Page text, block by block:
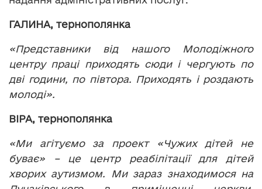
ГАЛИНА, тернополянка
«Представники від нашого Молодіжного
центру праці приходять сюди і чергують по
дві години, по півтора. Приходять і роздають
молоді».
ВІРА, тернополянка
«Ми агітуємо за проект «Чужих дітей не
буває» – це центр реабілітації для дітей
хворих аутизмом. Ми зараз знаходимося на